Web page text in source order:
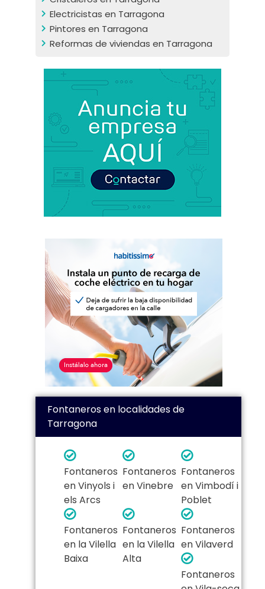
Electricistas en Tarragona
Pintores en Tarragona
Reformas de viviendas en Tarragona
Fontaneros en localidades de
Tarragona
Fontaneros
en Vinyols i
els Arcs
Fontaneros
en Vinebre
Fontaneros
en Vimbodí i
Poblet
Fontaneros
en la Vilella
Baixa
Fontaneros
en la Vilella
Alta
Fontaneros
en Vilaverd
Fontaneros